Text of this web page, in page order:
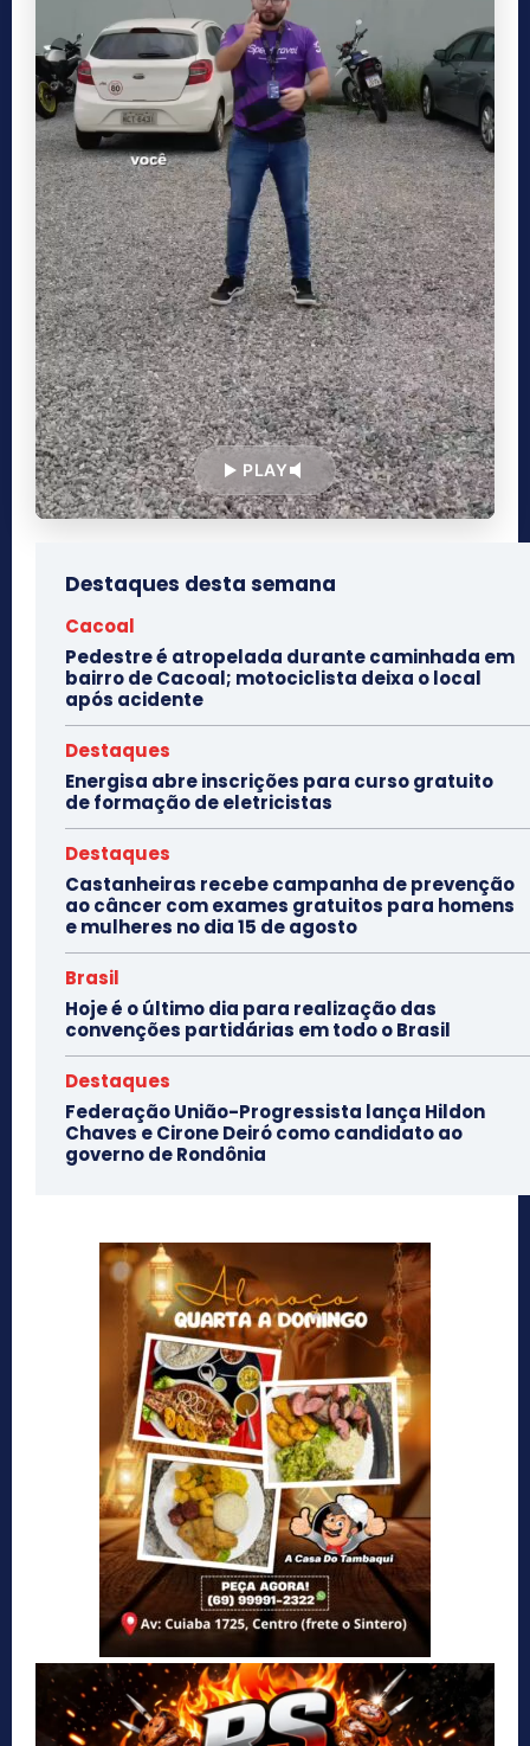
PLAY
Destaques desta semana
Cacoal
Pedestre é atropelada durante caminhada em
bairro de Cacoal; motociclista deixa o local
após acidente
Destaques
Energisa abre inscrições para curso gratuito
de formação de eletricistas
Destaques
Castanheiras recebe campanha de prevenção
ao câncer com exames gratuitos para homens
e mulheres no dia 15 de agosto
Brasil
Hoje é o último dia para realização das
convenções partidárias em todo o Brasil
Destaques
Federação União-Progressista lança Hildon
Chaves e Cirone Deiró como candidato ao
governo de Rondônia